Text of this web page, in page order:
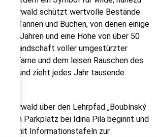
Der Urwald schützt wertvolle Bestände
Tannen und Buchen, von denen einige
400 Jahren und eine Höhe von über 50
Die Landschaft voller umgestürzter
Farne und dem leisen Rauschen des
und zieht jedes Jahr tausende
Urwald über den Lehrpfad „Boubínský
der am Parkplatz bei Idina Pila beginnt und
mit Informationstafeln zur